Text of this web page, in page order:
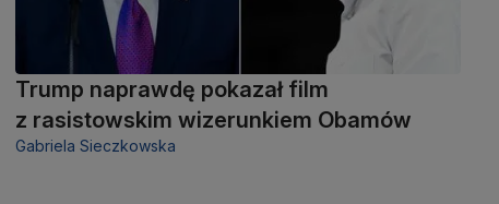
Trump naprawdę pokazał film
z rasistowskim wizerunkiem Obamów
Gabriela Sieczkowska